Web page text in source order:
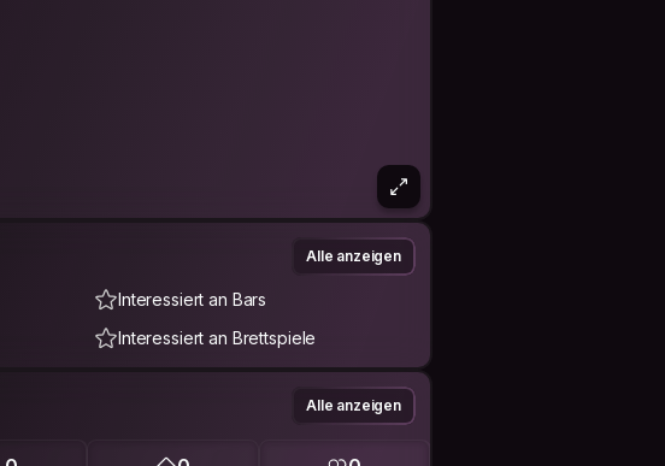
Alle anzeigen
Interessiert an Bars
Interessiert an Brettspiele
Alle anzeigen